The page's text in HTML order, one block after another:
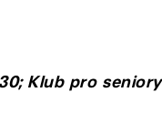
Klub pro